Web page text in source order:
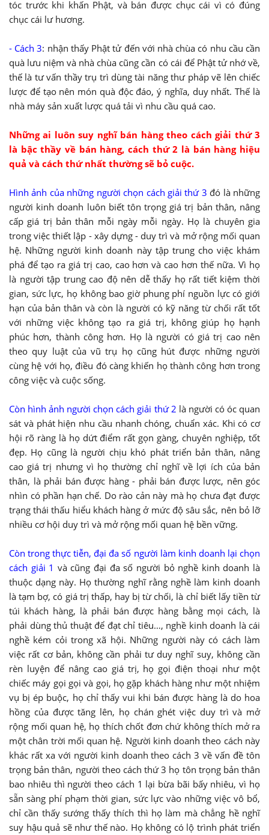
tóc trước khi khấn Phật, và bán được chục cái vì có đúng
chục cái lư hương.
- Cách 3: nhận thấy Phật tử đến với nhà chùa có nhu cầu cần
quà lưu niệm và nhà chùa cũng cần có cái để Phật tử nhớ về,
thế là tư vấn thầy trụ trì dùng tài năng thư pháp vẽ lên chiếc
lược để tạo nên món quà độc đáo, ý nghĩa, duy nhất. Thế là
nhà máy sản xuất lược quá tải vì nhu cầu quá cao.
Những ai luôn suy nghĩ bán hàng theo cách giải thứ 3
là bậc thầy về bán hàng, cách thứ 2 là bán hàng hiệu
quả và cách thứ nhất thường sẽ bỏ cuộc.
Hình ảnh của những người chọn cách giải thứ 3 đó là những
người kinh doanh luôn biết tôn trọng giá trị bản thân, nâng
cấp giá trị bản thân mỗi ngày mỗi ngày. Họ là chuyên gia
trong việc thiết lập - xây dựng - duy trì và mở rộng mối quan
hệ. Những người kinh doanh này tập trung cho việc khám
phá để tạo ra giá trị cao, cao hơn và cao hơn thế nữa. Vì họ
là người tập trung cao độ nên dễ thấy họ rất tiết kiệm thời
gian, sức lực, họ không bao giờ phung phí nguồn lực có giới
hạn của bản thân và còn là người có kỹ năng từ chối rất tốt
với những việc không tạo ra giá trị, không giúp họ hạnh
phúc hơn, thành công hơn. Họ là người có giá trị cao nên
theo quy luật của vũ trụ họ cũng hút được những người
cùng hệ với họ, điều đó càng khiến họ thành công hơn trong
công việc và cuộc sống.
Còn hình ảnh người chọn cách giải thứ 2 là người có óc quan
sát và phát hiện nhu cầu nhanh chóng, chuẩn xác. Khi có cơ
hội rõ ràng là họ dứt điểm rất gọn gàng, chuyên nghiệp, tốt
đẹp. Họ cũng là người chịu khó phát triển bản thân, nâng
cao giá trị nhưng vì họ thường chỉ nghĩ về lợi ích của bản
thân, là phải bán được hàng - phải bán được lược, nên góc
nhìn có phần hạn chế. Do rào cản này mà họ chưa đạt được
trạng thái thấu hiểu khách hàng ở mức độ sâu sắc, nên bỏ lỡ
nhiều cơ hội duy trì và mở rộng mối quan hệ bền vững.
Còn trong thực tiễn, đại đa số người làm kinh doanh lại chọn
cách giải 1 và cũng đại đa số người bỏ nghề kinh doanh là
thuộc dạng này. Họ thường nghĩ rằng nghề làm kinh doanh
là tạm bợ, có giá trị thấp, hay bị từ chối, là chỉ biết lấy tiền từ
túi khách hàng, là phải bán được hàng bằng mọi cách, là
phải dùng thủ thuật để đạt chỉ tiêu…, nghề kinh doanh là cái
nghề kém cỏi trong xã hội. Những người này có cách làm
việc rất cơ bản, không cần phải tư duy nghĩ suy, không cần
rèn luyện để nâng cao giá trị, họ gọi điện thoại như một
chiếc máy gọi gọi và gọi, họ gặp khách hàng như một nhiệm
vụ bị ép buộc, họ chỉ thấy vui khi bán được hàng là do hoa
hồng của được tăng lên, họ chán ghét việc duy trì và mở
rộng mối quan hệ, họ thích chốt đơn chứ không thích mở ra
một chân trời mối quan hệ. Người kinh doanh theo cách này
khác rất xa với người kinh doanh theo cách 3 về vấn đề tôn
trọng bản thân, người theo cách thứ 3 họ tôn trọng bản thân
bao nhiêu thì người theo cách 1 lại bừa bãi bấy nhiêu, vì họ
sẵn sàng phí phạm thời gian, sức lực vào những việc vô bổ,
chỉ cần thấy sướng thấy thích thì họ làm mà chẳng hề nghĩ
suy hậu quả sẽ như thế nào. Họ không có lộ trình phát triển